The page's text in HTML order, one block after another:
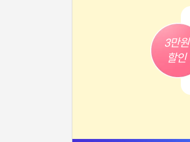
3만원
할인